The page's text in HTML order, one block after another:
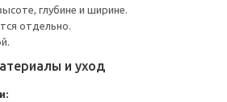
глубине и ширине.
отдельно.
и уход